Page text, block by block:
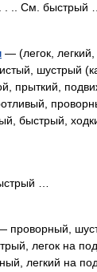
.. См. быстрый …
— (легок, легкий,
шустрый
прыткий,
быстрый,
…
проворный,
легок на
легкий на